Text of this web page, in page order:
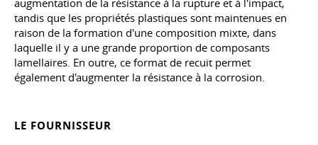
augmentation de la résistance à la rupture et à l'impact,
tandis que les propriétés plastiques sont maintenues en
raison de la formation d'une composition mixte, dans
laquelle il y a une grande proportion de composants
lamellaires. En outre, ce format de recuit permet
également d'augmenter la résistance à la corrosion.
LE FOURNISSEUR